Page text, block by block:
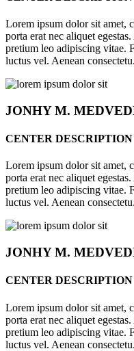
Lorem ipsum dolor sit amet,
porta erat nec aliquet
pretium leo adipiscing vitae.
luctus vel. Aenean consectetu.
JONHYM.
CENTER DESCRIPTION
Lorem ipsum dolor sit amet,
porta erat nec aliquet
pretium leo adipiscing vitae.
luctus vel. Aenean consectetu.
JONHYM.
CENTER DESCRIPTION
Lorem ipsum dolor sit amet,
porta erat nec aliquet
pretium leo adipiscing vitae.
luctus vel. Aenean consectetu.